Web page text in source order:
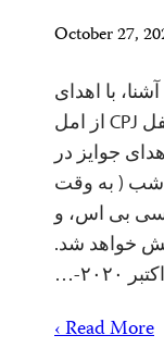
October 27,
با اهدای
جایزه‌ی آزادی مطبوعات گوئن آیفل CPJ از امل
جوایز در
تاریخ ۱۹ نوامبر ساعت ۸ شب ( به وقت
سی بی اس، و
خواهد شد.
Read More ›